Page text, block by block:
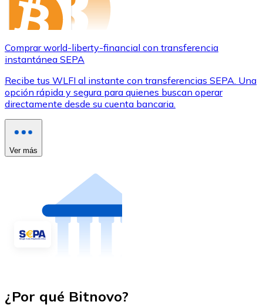
Comprar world-liberty-financial con transferencia
instantánea SEPA
Recibe tus WLFI al instante con transferencias SEPA. Una
opción rápida y segura para quienes buscan operar
directamente desde su cuenta bancaria.
Ver más
¿Por qué Bitnovo?